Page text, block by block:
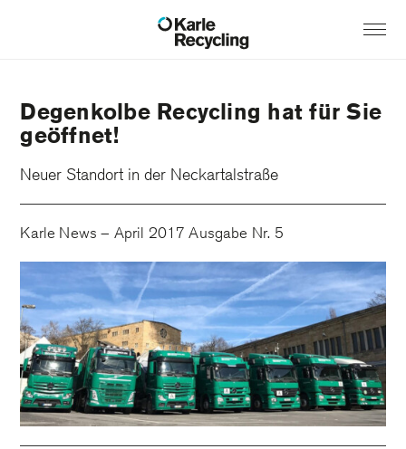
Degenkolbe Recycling hat für Sie
geöffnet!
Neuer Standort in der Neckartalstraße
Karle News – April 2017 Ausgabe Nr. 5